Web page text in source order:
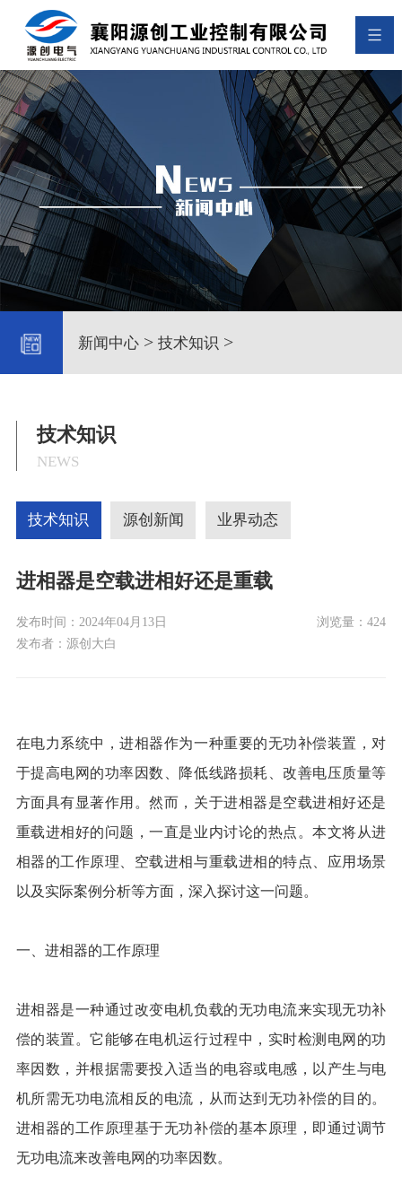
新闻中心> 技术知识 >
技术知识
NEWS
技术知识 源创新闻 业界动态
进相器是空载进相好还是重载
发布时间： 2024年04月13日 浏览量：424
发布者： 源创大白
在电力系统中，进相器作为一种重要的无功补偿装置，对
于提高电网的功率因数、降低线路损耗、改善电压质量等
方面具有显著作用。然而，关于进相器是空载进相好还是
重载进相好的问题，一直是业内讨论的热点。本文将从进
相器的工作原理、空载进相与重载进相的特点、应用场景
以及实际案例分析等方面，深入探讨这一问题。
一、进相器的工作原理
进相器是一种通过改变电机负载的无功电流来实现无功补
偿的装置。它能够在电机运行过程中，实时检测电网的功
率因数，并根据需要投入适当的电容或电感，以产生与电
机所需无功电流相反的电流，从而达到无功补偿的目的。
进相器的工作原理基于无功补偿的基本原理，即通过调节
无功电流来改善电网的功率因数。